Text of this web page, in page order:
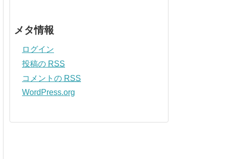
メタ情報
ログイン
投稿の RSS
コメントの RSS
WordPress.org